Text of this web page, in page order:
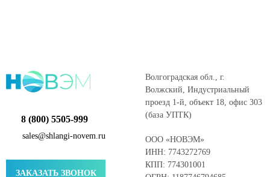
8 (800) 5505-999
sales@shlangi-novem.ru
ЗАКАЗАТЬ ЗВОНОК
Волгоградская обл., г.
Волжский, Индустриальный
проезд 1-й, объект 18, офис 303
(база УПТК)
ООО «НОВЭМ»
ИНН: 7743272769
КПП: 774301001